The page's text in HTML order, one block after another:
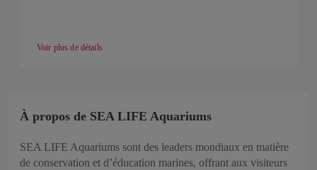
Voir plus de détails
À propos de SEA LIFE Aquariums
SEA LIFE Aquariums sont des leaders mondiaux en matière
de conservation et d’éducation marines, offrant aux visiteurs